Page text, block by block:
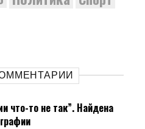
что-то не так”. Найдена